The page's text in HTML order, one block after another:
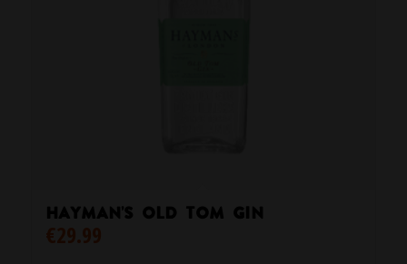
Hayman’s Old Tom Gin
€29.99